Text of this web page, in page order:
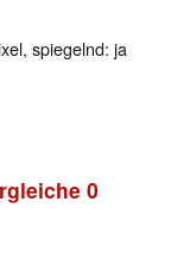
spiegelnd: ja
0